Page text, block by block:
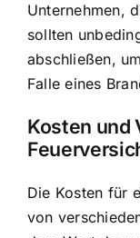
Unternehmen,
sollten
abschließen,
Falle eines
Kosten und
Die Kosten für
von